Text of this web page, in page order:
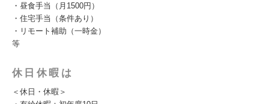
・昼食手当（月1500円）
・住宅手当（条件あり）
・リモート補助（一時金）
等
休日休暇は
＜休日・休暇＞